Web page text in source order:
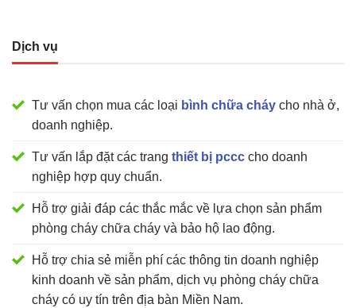
Dịch vụ
Tư vấn chọn mua các loại bình chữa cháy cho nhà ở,
doanh nghiệp.
Tư vấn lắp đặt các trang thiết bị pccc cho doanh
nghiệp hợp quy chuẩn.
Hỗ trợ giải đáp các thắc mắc về lựa chọn sản phẩm
phòng cháy chữa cháy và bảo hộ lao động.
Hỗ trợ chia sẻ miễn phí các thông tin doanh nghiệp
kinh doanh về sản phẩm, dịch vụ phòng cháy chữa
cháy có uy tín trên địa bàn Miền Nam.